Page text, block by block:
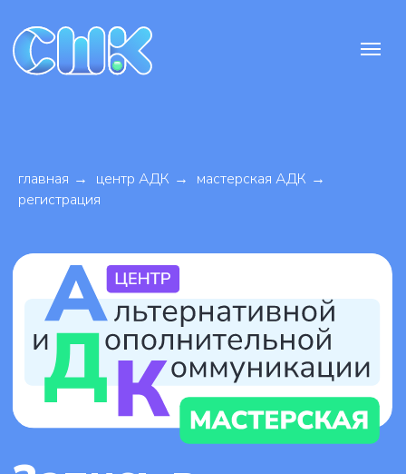
главная → центр АДК → мастерская АДК →
регистрация
Запись в
Мастерскую АДК
Выберете удобное для вас время и
Напоминаем, что регистрация